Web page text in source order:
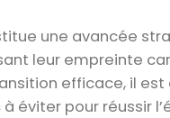
une avancée
leur empreinte
efficace, il
à éviter pour réussir